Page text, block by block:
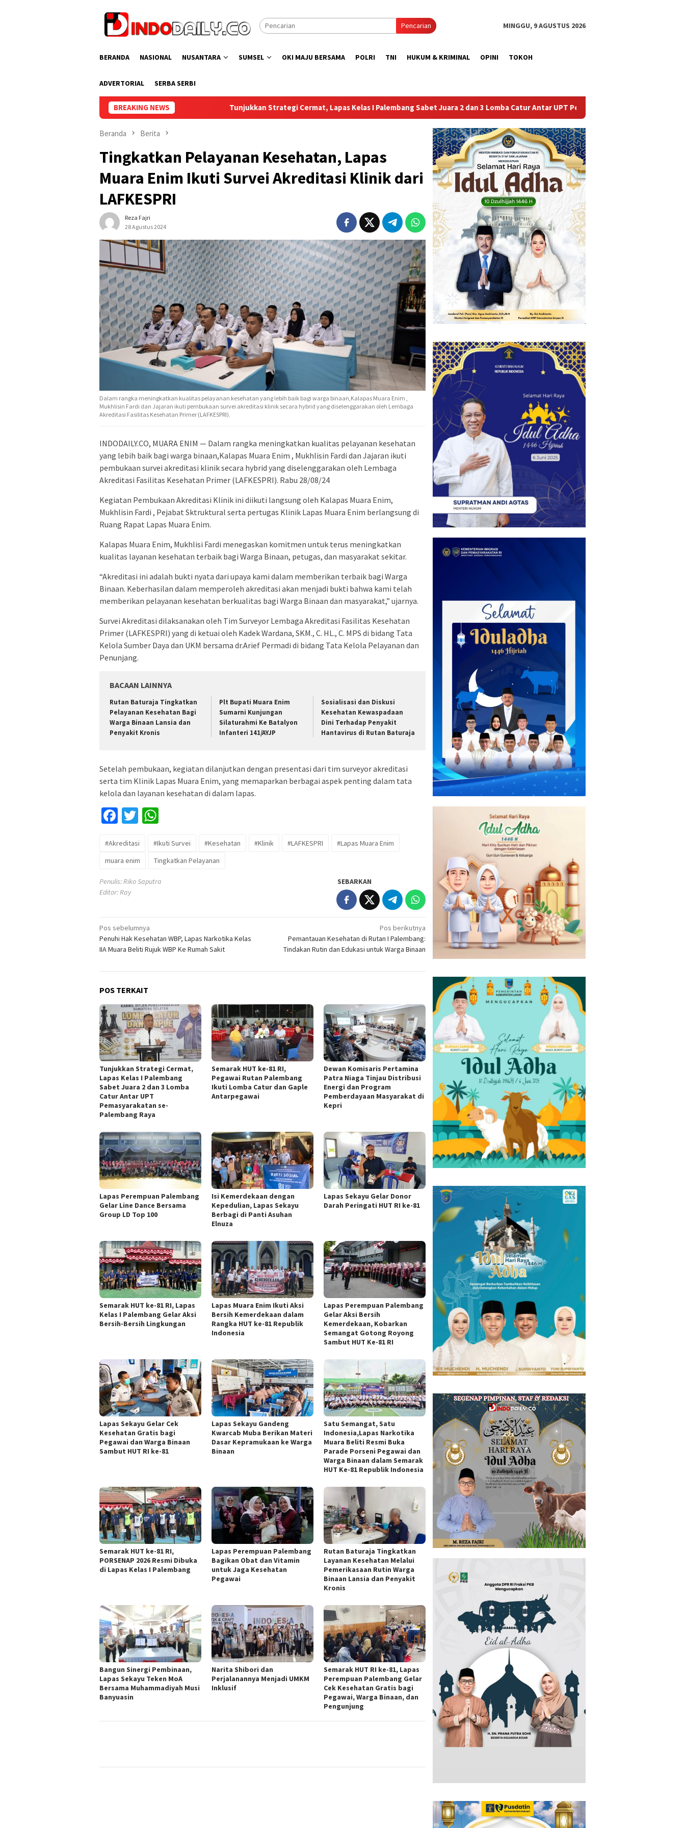
Pencarian MINGGU, 9 AGUSTUS 2026
BERANDA NASIONAL NUSANTARA SUMSEL OKI MAJU BERSAMA POLRI TNI HUKUM & KRIMINAL OPINI TOKOH
ADVERTORIAL SERBA SERBI
BREAKING NEWS
Tunjukkan Strategi Cermat, Lapas Kelas I Palembang Sabet Juara 2 dan 3 Lomba Catur Antar UPT Pemasyarakatan se-Palembang Raya
Beranda Berita
Tingkatkan Pelayanan Kesehatan, Lapas
Muara Enim Ikuti Survei Akreditasi Klinik dari
LAFKESPRI
Reza Fajri
28 Agustus 2024
Dalam rangka meningkatkan kualitas pelayanan kesehatan yang lebih baik bagi warga binaan,Kalapas Muara Enim ,
Mukhlisin Fardi dan Jajaran ikuti pembukaan survei akreditasi klinik secara hybrid yang diselenggarakan oleh Lembaga
Akreditasi Fasilitas Kesehatan Primer (LAFKESPRI).
INDODAILY.CO, MUARA ENIM — Dalam rangka meningkatkan kualitas pelayanan kesehatan
yang lebih baik bagi warga binaan,Kalapas Muara Enim , Mukhlisin Fardi dan Jajaran ikuti
pembukaan survei akreditasi klinik secara hybrid yang diselenggarakan oleh Lembaga
Akreditasi Fasilitas Kesehatan Primer (LAFKESPRI). Rabu 28/08/24
Kegiatan Pembukaan Akreditasi Klinik ini diikuti langsung oleh Kalapas Muara Enim,
Mukhlisin Fardi , Pejabat Sktruktural serta pertugas Klinik Lapas Muara Enim berlangsung di
Ruang Rapat Lapas Muara Enim.
Kalapas Muara Enim, Mukhlisi Fardi menegaskan komitmen untuk terus meningkatkan
kualitas layanan kesehatan terbaik bagi Warga Binaan, petugas, dan masyarakat sekitar.
“Akreditasi ini adalah bukti nyata dari upaya kami dalam memberikan terbaik bagi Warga
Binaan. Keberhasilan dalam memperoleh akreditasi akan menjadi bukti bahwa kami telah
memberikan pelayanan kesehatan berkualitas bagi Warga Binaan dan masyarakat,” ujarnya.
Survei Akreditasi dilaksanakan oleh Tim Surveyor Lembaga Akreditasi Fasilitas Kesehatan
Primer (LAFKESPRI) yang di ketuai oleh Kadek Wardana, SKM., C. HL., C. MPS di bidang Tata
Kelola Sumber Daya dan UKM bersama dr.Arief Permadi di bidang Tata Kelola Pelayanan dan
Penunjang.
BACAAN LAINNYA
Rutan Baturaja Tingkatkan
Pelayanan Kesehatan Bagi
Warga Binaan Lansia dan
Penyakit Kronis
Plt Bupati Muara Enim
Sumarni Kunjungan
Silaturahmi Ke Batalyon
Infanteri 141/AYJP
Sosialisasi dan Diskusi
Kesehatan Kewaspadaan
Dini Terhadap Penyakit
Hantavirus di Rutan Baturaja
Setelah pembukaan, kegiatan dilanjutkan dengan presentasi dari tim surveyor akreditasi
serta tim Klinik Lapas Muara Enim, yang memaparkan berbagai aspek penting dalam tata
kelola dan layanan kesehatan di dalam lapas.
Facebook
Twitter
#Akreditasi #Ikuti Survei #Kesehatan #Klinik #LAFKESPRI
#Lapas Muara Enim
muara enim
Tingkatkan Pelayanan
Penulis: Riko Saputra
Editor: Ray
SEBARKAN
Navigasi
pos
Pos sebelumnya
Penuhi Hak Kesehatan WBP, Lapas Narkotika Kelas
IIA Muara Beliti Rujuk WBP Ke Rumah Sakit
Pos berikutnya
Pemantauan Kesehatan di Rutan I Palembang:
Tindakan Rutin dan Edukasi untuk Warga Binaan
POS TERKAIT
Tunjukkan Strategi Cermat,
Lapas Kelas I Palembang
Sabet Juara 2 dan 3 Lomba
Catur Antar UPT
Pemasyarakatan se-
Palembang Raya
Semarak HUT ke-81 RI,
Pegawai Rutan Palembang
Ikuti Lomba Catur dan Gaple
Antarpegawai
Dewan Komisaris Pertamina
Patra Niaga Tinjau Distribusi
Energi dan Program
Pemberdayaan Masyarakat di
Kepri
Lapas Perempuan Palembang
Gelar Line Dance Bersama
Group LD Top 100
Isi Kemerdekaan dengan
Kepedulian, Lapas Sekayu
Berbagi di Panti Asuhan
Elnuza
Lapas Sekayu Gelar Donor
Darah Peringati HUT RI ke-81
Semarak HUT ke-81 RI, Lapas
Kelas I Palembang Gelar Aksi
Bersih-Bersih Lingkungan
Lapas Muara Enim Ikuti Aksi
Bersih Kemerdekaan dalam
Rangka HUT ke-81 Republik
Indonesia
Lapas Perempuan Palembang
Gelar Aksi Bersih
Kemerdekaan, Kobarkan
Semangat Gotong Royong
Sambut HUT Ke-81 RI
Lapas Sekayu Gelar Cek
Kesehatan Gratis bagi
Pegawai dan Warga Binaan
Sambut HUT RI ke-81
Lapas Sekayu Gandeng
Kwarcab Muba Berikan Materi
Dasar Kepramukaan ke Warga
Binaan
Satu Semangat, Satu
Indonesia,Lapas Narkotika
Muara Beliti Resmi Buka
Parade Porseni Pegawai dan
Warga Binaan dalam Semarak
HUT Ke-81 Republik Indonesia
Semarak HUT ke-81 RI,
PORSENAP 2026 Resmi Dibuka
di Lapas Kelas I Palembang
Lapas Perempuan Palembang
Bagikan Obat dan Vitamin
untuk Jaga Kesehatan
Pegawai
Rutan Baturaja Tingkatkan
Layanan Kesehatan Melalui
Pemerikasaan Rutin Warga
Binaan Lansia dan Penyakit
Kronis
Bangun Sinergi Pembinaan,
Lapas Sekayu Teken MoA
Bersama Muhammadiyah Musi
Banyuasin
Narita Shibori dan
Perjalanannya Menjadi UMKM
Inklusif
Semarak HUT RI ke-81, Lapas
Perempuan Palembang Gelar
Cek Kesehatan Gratis bagi
Pegawai, Warga Binaan, dan
Pengunjung